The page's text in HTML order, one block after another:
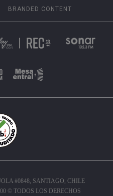
BRANDED CONTENT
#0848, SANTIAGO, CHILE
© TODOS LOS DERECHOS